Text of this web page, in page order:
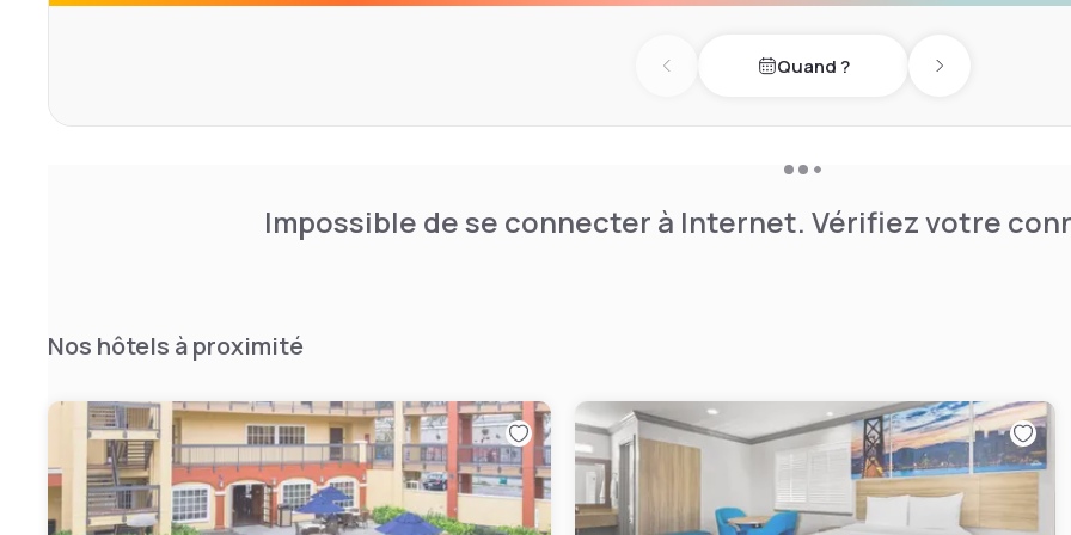
Previous dayQuand ? Next day
Impossible de se connecter à Internet. Vérifiez votre
Nos hôtels à proximité